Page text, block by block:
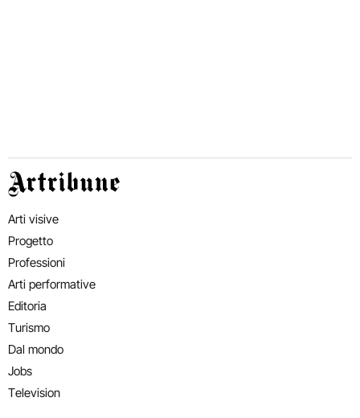
Artribune
Arti visive
Progetto
Professioni
Arti performative
Editoria
Turismo
Dal mondo
Jobs
Television